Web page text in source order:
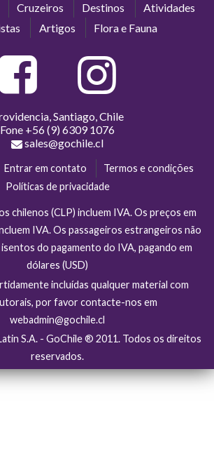
Cruzeiros Destinos
Atividades
Artigos Flora e Fauna
Santiago, Chile
Fone +56 (9) 6309 1076
sales@gochile.cl
Entrar em contato
Termos e condições
Políticas de privacidade
chilenos (CLP) incluem IVA. Os preços em
IVA. Os passageiros estrangeiros não
do pagamento do IVA, pagando em
dólares (USD)
incluídas qualquer material com
por favor contacte-nos em
webadmin@gochile.cl
S.A. - GoChile ® 2011. Todos os direitos
reservados.